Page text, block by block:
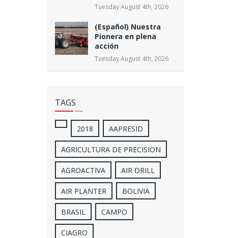
Tuesday August 4th, 2026
(Español) Nuestra
Pionera en plena
acción
Tuesday August 4th, 2026
TAGS
2018 AAPRESID
AGRICULTURA DE PRECISION
AGROACTIVA AIR DRILL
AIR PLANTER BOLIVIA
BRASIL CAMPO
CIAGRO